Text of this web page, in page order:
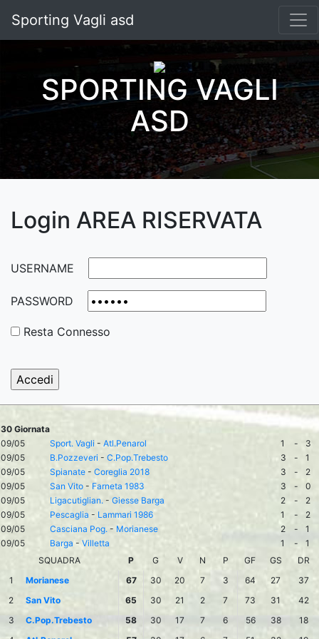
Sporting Vagli asd
SPORTING VAGLI
ASD
Login AREA RISERVATA
USERNAME
PASSWORD
Resta Connesso
30 Giornata
09/05
Sport. Vagli - Atl.Penarol 1 -
3
09/05
B.Pozzeveri - C.Pop.Trebesto 3 -
1
09/05
Spianate - Coreglia 2018 3 -
2
09/05
San Vito - Farneta 1983 3 -
0
09/05
Ligacutiglian. - Giesse Barga 2 -
2
09/05
Pescaglia - Lammari 1986 1 -
2
09/05
Casciana Pog. - Morianese 2 -
1
09/05
Barga -Villetta 1 -
1
SQUADRA
P G V N P GF GS
DR
1
Morianese 67 30 20 7 3 64 27
37
2
San Vito 65 30 21 2 7 73 31
42
3
C.Pop.Trebesto 58 30 17 7 6 56 38
18